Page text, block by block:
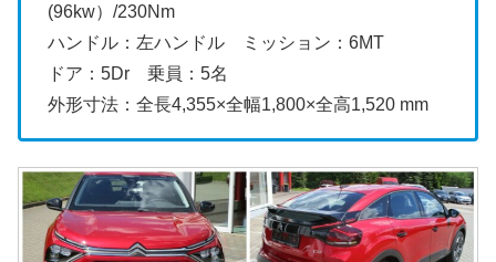
(96kw）/230Nm
ハンドル：左ハンドル ミッション：6MT
ドア：5Dr 乗員：5名
外形寸法：全長4,355×全幅1,800×全高1,520 mm